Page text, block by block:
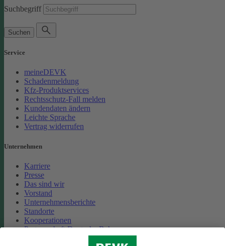
Suchbegriff
Suchen
Service
meineDEVK
Schadenmeldung
Kfz-Produktservices
Rechtsschutz-Fall melden
Kundendaten ändern
Leichte Sprache
Vertrag widerrufen
Unternehmen
Karriere
Presse
Das sind wir
Vorstand
Unternehmensberichte
Standorte
Kooperationen
Partnerschaft Deutsche Bahn